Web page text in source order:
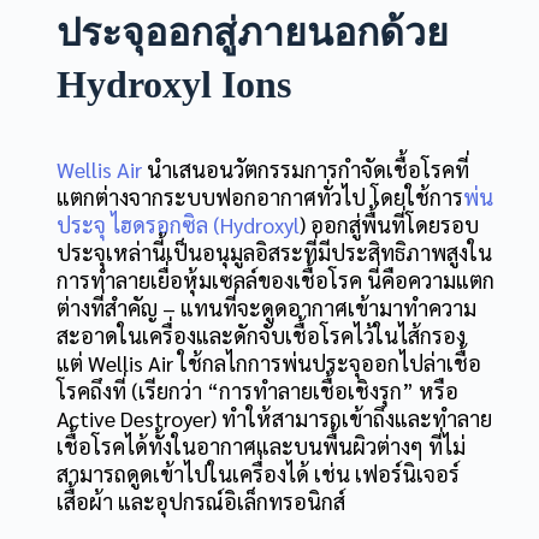
ประจุออกสู่ภายนอกด้วย
Hydroxyl Ions
Wellis Airนำเสนอนวัตกรรมการกำจัดเชื้อโรคที่
แตกต่างจากระบบฟอกอากาศทั่วไป โดยใช้การพ่น
ประจุ ไฮดรอกซิล (Hydroxyl) ออกสู่พื้นที่โดยรอบ
ประจุเหล่านี้เป็นอนุมูลอิสระที่มีประสิทธิภาพสูงใน
การทำลายเยื่อหุ้มเซลล์ของเชื้อโรค นี่คือความแตก
ต่างที่สำคัญ – แทนที่จะดูดอากาศเข้ามาทำความ
สะอาดในเครื่องและดักจับเชื้อโรคไว้ในไส้กรอง
แต่ Wellis Air ใช้กลไกการพ่นประจุออกไปล่าเชื้อ
โรคถึงที่ (เรียกว่า “การทำลายเชื้อเชิงรุก” หรือ
Active Destroyer) ทำให้สามารถเข้าถึงและทำลาย
เชื้อโรคได้ทั้งในอากาศและบนพื้นผิวต่างๆ ที่ไม่
สามารถดูดเข้าไปในเครื่องได้ เช่น เฟอร์นิเจอร์
เสื้อผ้า และอุปกรณ์อิเล็กทรอนิกส์